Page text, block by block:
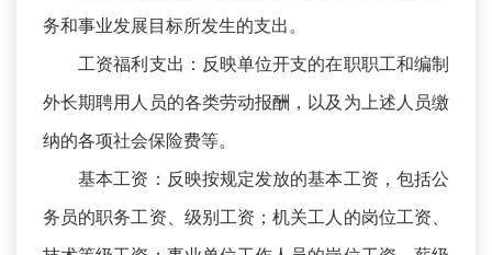
务和事业发展目标所发生的支出。
工资福利支出：反映单位开支的在职职工和编制
外长期聘用人员的各类劳动报酬，以及为上述人员缴
纳的各项社会保险费等。
基本工资：反映按规定发放的基本工资，包括公
务员的职务工资、级别工资；机关工人的岗位工资、